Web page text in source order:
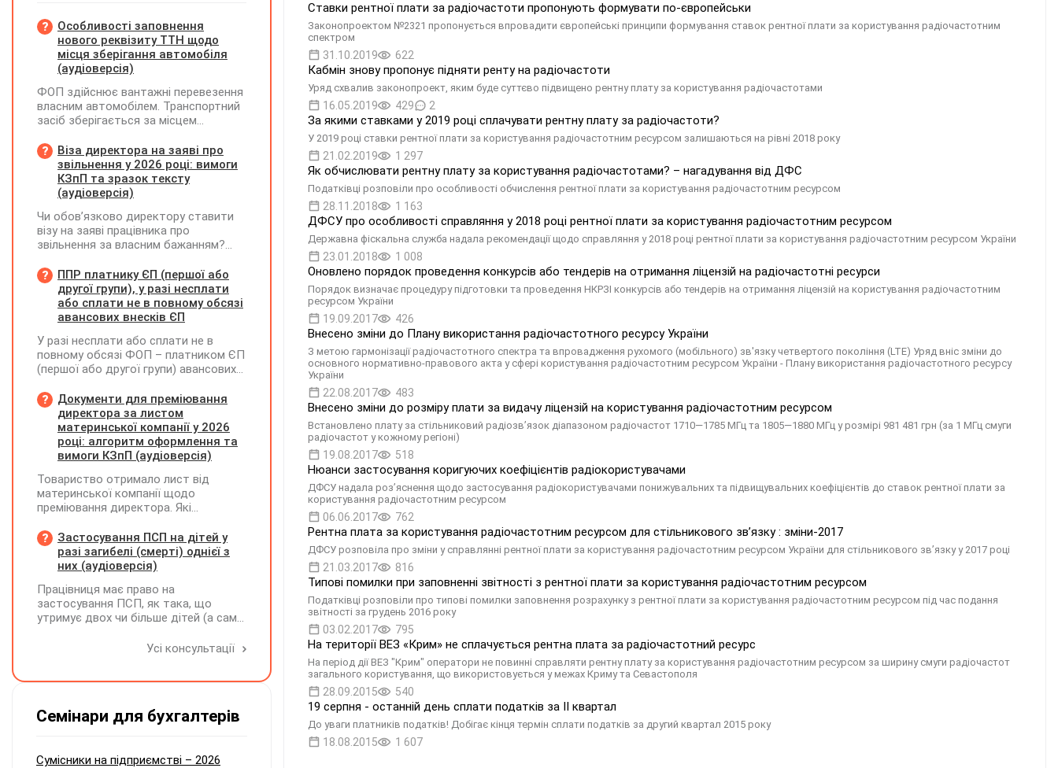
Ставки рентної плати за радіочастоти пропонують формувати по-європейськи
Законопроектом №2321 пропонується впровадити європейські принципи формування ставок рентної плати за користування радіочастотним
спектром
31.10.2019 622
Кабмін знову пропонує підняти ренту на радіочастоти
Уряд схвалив законопроект, яким буде суттєво підвищено рентну плату за користування радіочастотами
16.05.2019 429 2
За якими ставками у 2019 році сплачувати рентну плату за радіочастоти?
У 2019 році ставки рентної плати за користування радіочастотним ресурсом залишаються на рівні 2018 року
21.02.2019 1 297
Як обчислювати рентну плату за користування радіочастотами? – нагадування від ДФС
Податківці розповіли про особливості обчислення рентної плати за користування радіочастотним ресурсом
28.11.2018 1 163
ДФСУ про особливості справляння у 2018 році рентної плати за користування радіочастотним ресурсом
Державна фіскальна служба надала рекомендації щодо справляння у 2018 році рентної плати за користування радіочастотним ресурсом України
23.01.2018 1 008
Оновлено порядок проведення конкурсів або тендерів на отримання ліцензій на радіочастотні ресурси
Порядок визначає процедуру підготовки та проведення НКРЗІ конкурсів або тендерів на отримання ліцензій на користування радіочастотним
ресурсом України
19.09.2017 426
Внесено зміни до Плану використання радіочастотного ресурсу України
З метою гармонізації радіочастотного спектра та впровадження рухомого (мобільного) зв'язку четвертого покоління (LTE) Уряд вніс зміни до
основного нормативно-правового акта у сфері користування радіочастотним ресурсом України - Плану використання радіочастотного ресурсу
України
22.08.2017 483
Внесено зміни до розміру плати за видачу ліцензій на користування радіочастотним ресурсом
Встановлено плату за стільниковий радіозв’язок діапазоном радіочастот 1710—1785 МГц та 1805—1880 МГц у розмірі 981 481 грн (за 1 МГц смуги
радіочастот у кожному регіоні)
19.08.2017 518
Нюанси застосування коригуючих коефіцієнтів радіокористувачами
ДФСУ надала роз’яснення щодо застосування радіокористувачами понижувальних та підвищувальних коефіцієнтів до ставок рентної плати за
користування радіочастотним ресурсом
06.06.2017 762
Рентна плата за користування радіочастотним ресурсом для стільникового зв’язку : зміни-2017
ДФСУ розповіла про зміни у справлянні рентної плати за користування радіочастотним ресурсом України для стільникового зв’язку у 2017 році
21.03.2017 816
Типові помилки при заповненні звітності з рентної плати за користування радіочастотним ресурсом
Податківці розповіли про типові помилки заповнення розрахунку з рентної плати за користування радіочастотним ресурсом під час подання
звітності за грудень 2016 року
03.02.2017 795
На території ВЕЗ «Крим» не сплачується рентна плата за радіочастотний ресурс
На період дії ВЕЗ "Крим" оператори не повинні справляти рентну плату за користування радіочастотним ресурсом за ширину смуги радіочастот
загального користування, що використовується у межах Криму та Севастополя
28.09.2015 540
19 серпня - останній день сплати податків за II квартал
До уваги платників податків! Добігає кінця термін сплати податків за другий квартал 2015 року
18.08.2015 1 607
Особливості заповнення
нового реквізиту ТТН щодо
місця зберігання автомобіля
(аудіоверсія)
ФОП здійснює вантажні перевезення
власним автомобілем. Транспортний
засіб зберігається за місцем
договір оренди гаража чи стоянки
відсутній. Яку адресу слід зазначати
у новому реквізиті ТТН «Місце, де
зберігається автомобіль»? Чи є
на місце стоянки?
Віза директора на заяві про
звільнення у 2026 році: вимоги
КЗпП та зразок тексту
(аудіоверсія)
Чи обов’язково директору ставити
візу на заяві працівника про
звільнення за власним бажанням?
згідно з нормами КЗпП?
ППР платнику ЄП (першої або
другої групи), у разі несплати
або сплати не в повному обсязі
авансових внесків ЄП
У разі несплати або сплати не в
повному обсязі ФОП – платником ЄП
(першої або другої групи) авансових
результатами акта перевірки щодо
таких виявлених порушень
визначається сума штрафу та
складається ППР за формою «Ш»
Документи для преміювання
директора за листом
материнської компанії у 2026
році: алгоритм оформлення та
вимоги КЗпП (аудіоверсія)
Товариство отримало лист від
материнської компанії щодо
преміювання директора. Які
належного оформлення такої премії?
Застосування ПСП на дітей у
разі загибелі (смерті) однієї з
них (аудіоверсія)
Працівниця має право на
застосування ПСП, як така, що
утримує двох чи більше дітей (а саме
одна дитина загинула. Як надалі
Усі консультації
Семінари для бухгалтерів
Сумісники на підприємстві – 2026